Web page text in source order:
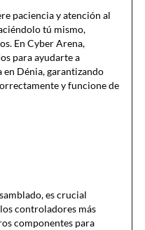
paciencia y atención al
tú mismo,
En Cyber Arena,
para ayudarte a
en Dénia, garantizando
y funcione de
es crucial
controladores más
componentes para